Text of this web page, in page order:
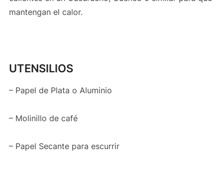
mantengan el calor.
UTENSILIOS
– Papel de Plata o Aluminio
– Molinillo de café
– Papel Secante para escurrir